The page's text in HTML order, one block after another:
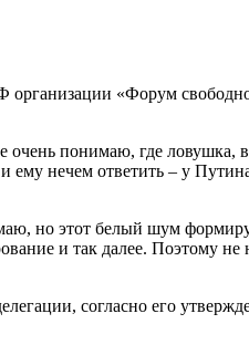
организации «Форум
очень понимаю, где
ему нечем ответить – у
но этот белый шум
и так далее. Поэтому не
согласно его